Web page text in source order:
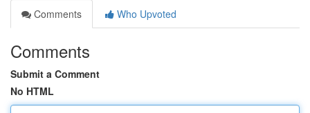
Comments
Who Upvoted
Comments
Submit a Comment
No HTML